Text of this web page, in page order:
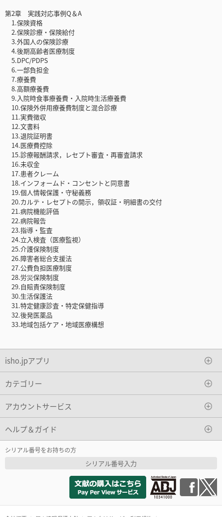
第2章 実践対応事例Q＆A
1.保険資格
2.保険診療・保険給付
3.外国人の保険診療
4.後期高齢者医療制度
5.DPC/PDPS
6.一部負担金
7.療養費
8.高額療養費
9.入院時食事療養費・入院時生活療養費
10.保険外併用療養費制度と混合診療
11.実費徴収
12.文書料
13.退院証明書
14.医療費控除
15.診療報酬請求，レセプト審査・再審査請求
16.未収金
17.患者クレーム
18.インフォームド・コンセントと同意書
19.個人情報保護・守秘義務
20.カルテ・レセプトの開示，領収証・明細書の交付
21.病院機能評価
22.病院報告
23.指導・監査
24.立入検査（医療監視）
25.介護保険制度
26.障害者総合支援法
27.公費負担医療制度
28.労災保険制度
29.自賠責保険制度
30.生活保護法
31.特定健康診査・特定保健指導
32.後発医薬品
33.地域包括ケア・地域医療構想
isho.jpアプリ
カテゴリー
アカウントサービス
ヘルプ＆ガイド
シリアル番号をお持ちの方
シリアル番号入力